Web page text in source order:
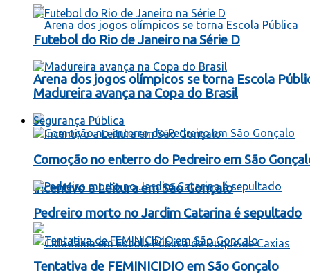
Arena dos jogos olímpicos se torna Escola
Incentivo a Leitura em São Gonçalo
Futebol do Rio de Janeiro na Série D
Madureira avança na Copa do Brasil
Segurança Pública
Comoção no enterro do Pedreiro em São
Pedreiro morto no Jardim Catarina é sepultado
Tentativa de FEMINICIDIO em São Gonçalo